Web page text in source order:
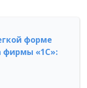
форме
фирмы «1С»: